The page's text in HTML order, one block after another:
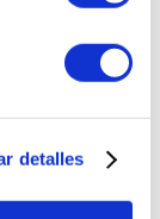
detalles